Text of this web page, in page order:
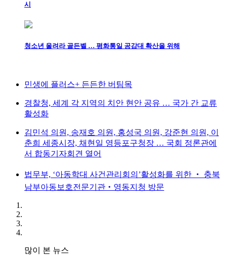
시
청소년 울려라 골든벨 … 평화통일 공감대 확산을 위해
민생에 플러스+ 든든한 버팀목
경찰청, 세계 각 지역의 치안 현안 공유 … 국가 간 교류
활성화
김민석 의원, 송재호 의원, 홍성국 의원, 강준현 의원, 이
춘희 세종시장, 채현일 영등포구청장 … 국회 정론관에
서 합동기자회견 열어
법무부, ‘아동학대 사건관리회의’활성화를 위한 ‧ 충북
남부아동보호전문기관‧영동지청 방문
많이 본 뉴스